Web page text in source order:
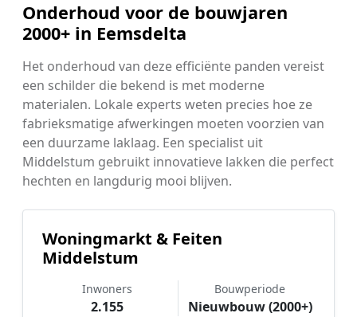
Onderhoud voor de bouwjaren
2000+ in Eemsdelta
Het onderhoud van deze efficiënte panden vereist
een schilder die bekend is met moderne
materialen. Lokale experts weten precies hoe ze
fabrieksmatige afwerkingen moeten voorzien van
een duurzame laklaag. Een specialist uit
Middelstum gebruikt innovatieve lakken die perfect
hechten en langdurig mooi blijven.
Woningmarkt & Feiten
Middelstum
Inwoners
2.155
Bouwperiode
Nieuwbouw (2000+)